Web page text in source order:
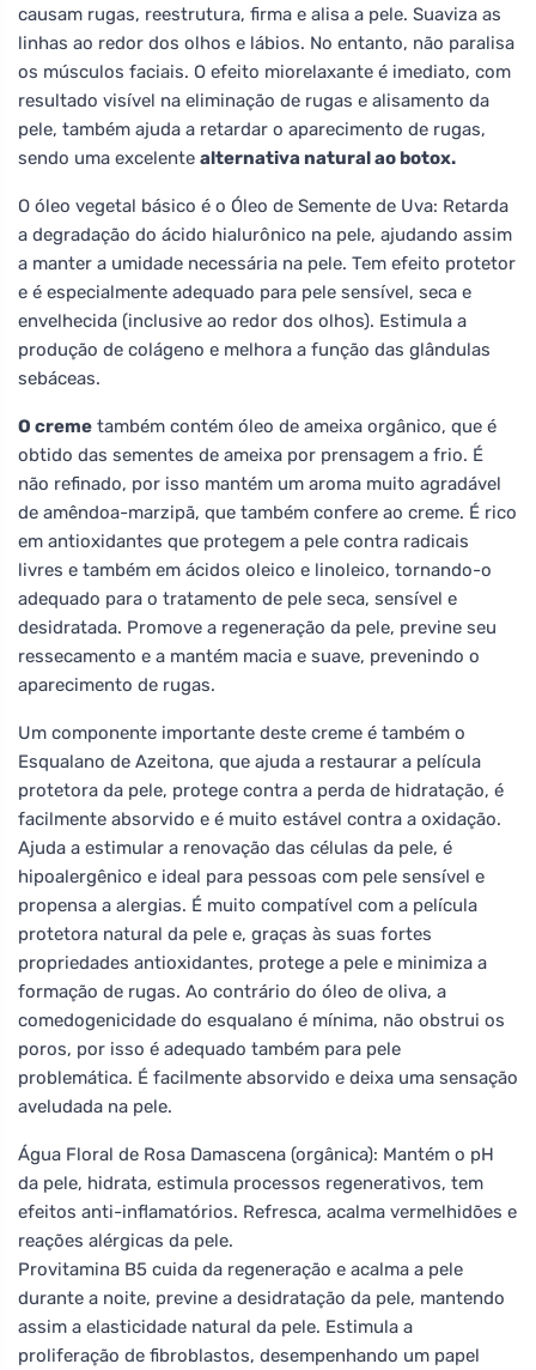
causam rugas, reestrutura, firma e alisa a pele. Suaviza as
linhas ao redor dos olhos e lábios. No entanto, não paralisa
os músculos faciais. O efeito miorelaxante é imediato, com
resultado visível na eliminação de rugas e alisamento da
pele, também ajuda a retardar o aparecimento de rugas,
sendo uma excelente alternativa natural ao botox.
O óleo vegetal básico é o Óleo de Semente de Uva: Retarda
a degradação do ácido hialurônico na pele, ajudando assim
a manter a umidade necessária na pele. Tem efeito protetor
e é especialmente adequado para pele sensível, seca e
envelhecida (inclusive ao redor dos olhos). Estimula a
produção de colágeno e melhora a função das glândulas
sebáceas.
O creme também contém óleo de ameixa orgânico, que é
obtido das sementes de ameixa por prensagem a frio. É
não refinado, por isso mantém um aroma muito agradável
de amêndoa-marzipã, que também confere ao creme. É rico
em antioxidantes que protegem a pele contra radicais
livres e também em ácidos oleico e linoleico, tornando-o
adequado para o tratamento de pele seca, sensível e
desidratada. Promove a regeneração da pele, previne seu
ressecamento e a mantém macia e suave, prevenindo o
aparecimento de rugas.
Um componente importante deste creme é também o
Esqualano de Azeitona, que ajuda a restaurar a película
protetora da pele, protege contra a perda de hidratação, é
facilmente absorvido e é muito estável contra a oxidação.
Ajuda a estimular a renovação das células da pele, é
hipoalergênico e ideal para pessoas com pele sensível e
propensa a alergias. É muito compatível com a película
protetora natural da pele e, graças às suas fortes
propriedades antioxidantes, protege a pele e minimiza a
formação de rugas. Ao contrário do óleo de oliva, a
comedogenicidade do esqualano é mínima, não obstrui os
poros, por isso é adequado também para pele
problemática. É facilmente absorvido e deixa uma sensação
aveludada na pele.
Água Floral de Rosa Damascena (orgânica): Mantém o pH
da pele, hidrata, estimula processos regenerativos, tem
efeitos anti-inflamatórios. Refresca, acalma vermelhidões e
reações alérgicas da pele.
Provitamina B5 cuida da regeneração e acalma a pele
durante a noite, previne a desidratação da pele, mantendo
assim a elasticidade natural da pele. Estimula a
proliferação de fibroblastos, desempenhando um papel